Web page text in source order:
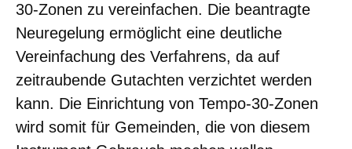
30-Zonen zu vereinfachen. Die beantragte
Neuregelung ermöglicht eine deutliche
Vereinfachung des Verfahrens, da auf
zeitraubende Gutachten verzichtet werden
kann. Die Einrichtung von Tempo-30-Zonen
wird somit für Gemeinden, die von diesem